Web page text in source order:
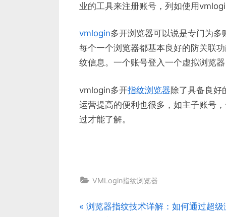
业的工具来注册账号，列如使用
vmlogin多开浏览器可以说是专门为多
每个一个浏览器都基本良好的防关联
纹信息。一个账号登入一个虚拟浏览
vmlogin多开指纹浏览器除了具备良好
运营提高的便利也很多，如主子账号
过才能了解。
VMLogin指纹浏览器
文
P
浏览器指纹技术详解：如何通过超级